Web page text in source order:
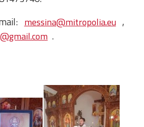
messina@mitropolia.eu ,
.